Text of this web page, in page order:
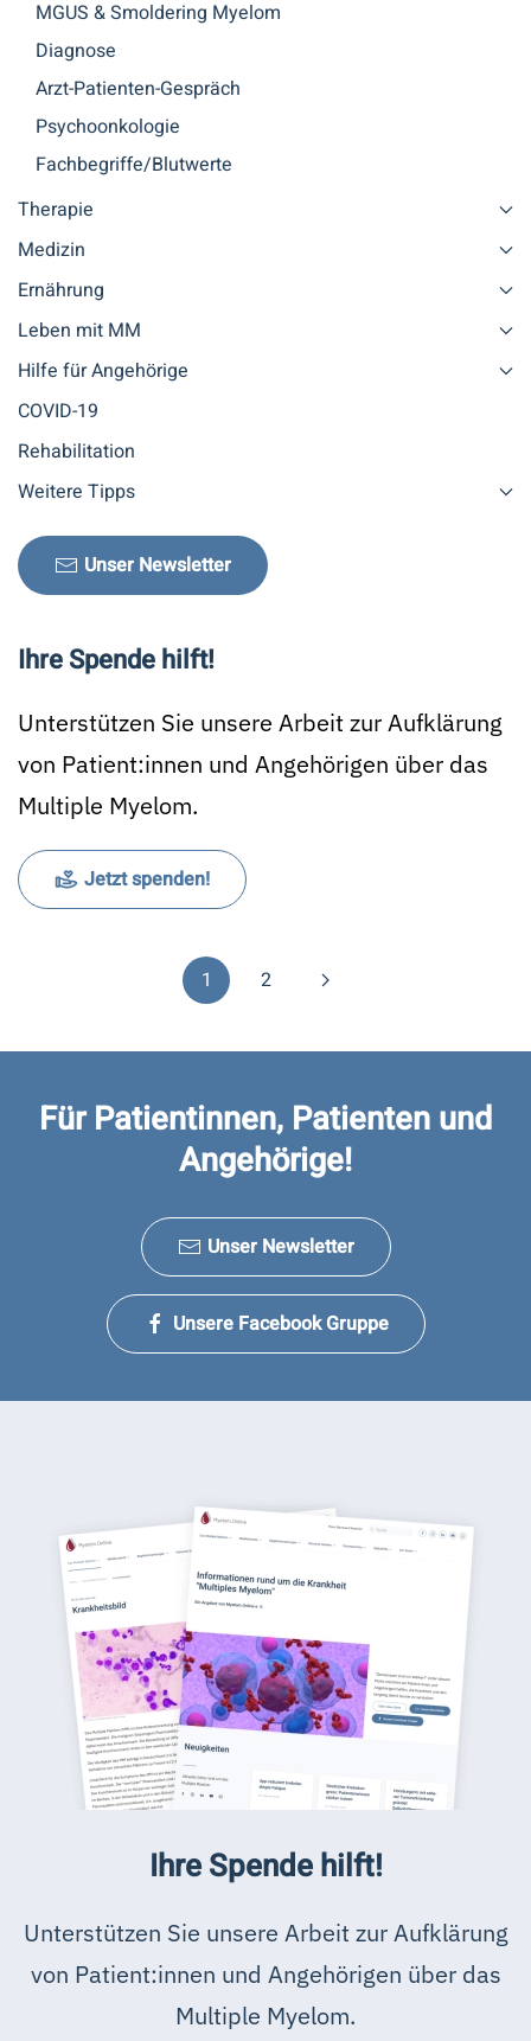
MGUS & Smoldering Myelom
Diagnose
Arzt-Patienten-Gespräch
Psychoonkologie
Fachbegriffe/Blutwerte
Therapie
Medizin
Ernährung
Leben mit MM
Hilfe für Angehörige
COVID-19
Rehabilitation
Weitere Tipps
Unser Newsletter
Ihre Spende hilft!
Unterstützen Sie unsere Arbeit zur Aufklärung
von Patient:innen und Angehörigen über das
Multiple Myelom.
Jetzt spenden!
1 2
Für Patientinnen, Patienten und
Angehörige!
Unser Newsletter
Unsere Facebook Gruppe
Ihre Spende hilft!
Unterstützen Sie unsere Arbeit zur Aufklärung
von Patient:innen und Angehörigen über das
Multiple Myelom.